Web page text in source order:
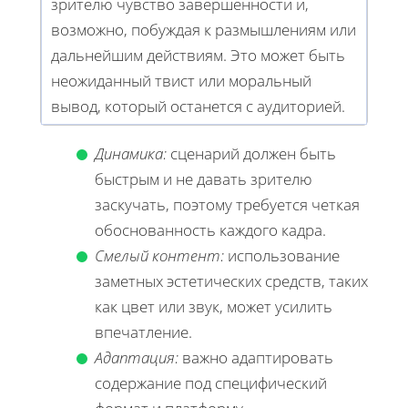
возможно, побуждая к размышлениям или
дальнейшим действиям. Это может быть
неожиданный твист или моральный
вывод, который останется с аудиторией.
Динамика: сценарий должен быть
быстрым и не давать зрителю
заскучать, поэтому требуется четкая
обоснованность каждого кадра.
Смелый контент: использование
заметных эстетических средств, таких
как цвет или звук, может усилить
впечатление.
Адаптация: важно адаптировать
содержание под специфический